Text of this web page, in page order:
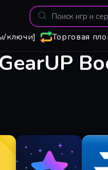
ключи] Торговая